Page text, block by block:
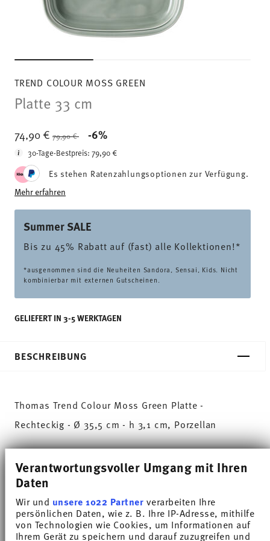
Verantwortungsvoller Umgang mit Ihren
Daten
Wir und unsere 1022 Partnerverarbeiten Ihre
persönlichen Daten, wie z. B. Ihre IP-Adresse, mithilfe
von Technologien wie Cookies, um Informationen auf
Ihrem Gerät zu speichern und darauf zuzugreifen und
TREND COLOUR MOSS GREEN
Platte 33 cm
74,90 € Price reduced from
79,90 € -6%
30-Tage-Bestpreis:79,90 €
Es stehen Ratenzahlungsoptionen zur Verfügung.
Mehr erfahren
Summer SALE
Bis zu 45% Rabatt auf (fast) alle Kollektionen!*
*ausgenommen sind die Neuheiten Sandora, Sensai, Kids. Nicht
kombinierbar mit externen Gutscheinen.
GELIEFERT IN 3-5 WERKTAGEN
BESCHREIBUNG
Thomas Trend Colour Moss Green Platte -
Rechteckig - Ø 35,5 cm - h 3,1 cm, Porzellan
Trend Weiß gilt weltweit als eines der beliebtesten
Service für den alltäglichen Gebrauch. Mit Trend
Colour setzt Thomas farbige Akzente, inspiriert von
der Natur des Nordens.